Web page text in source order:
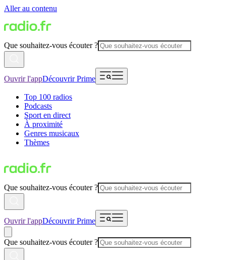
Aller au contenu
Que souhaitez-vous écouter ?
Ouvrir l'appDécouvrir Prime
Top 100 radios
Podcasts
Sport en direct
À proximité
Genres musicaux
Thèmes
Que souhaitez-vous écouter ?
Ouvrir l'appDécouvrir Prime
Que souhaitez-vous écouter ?